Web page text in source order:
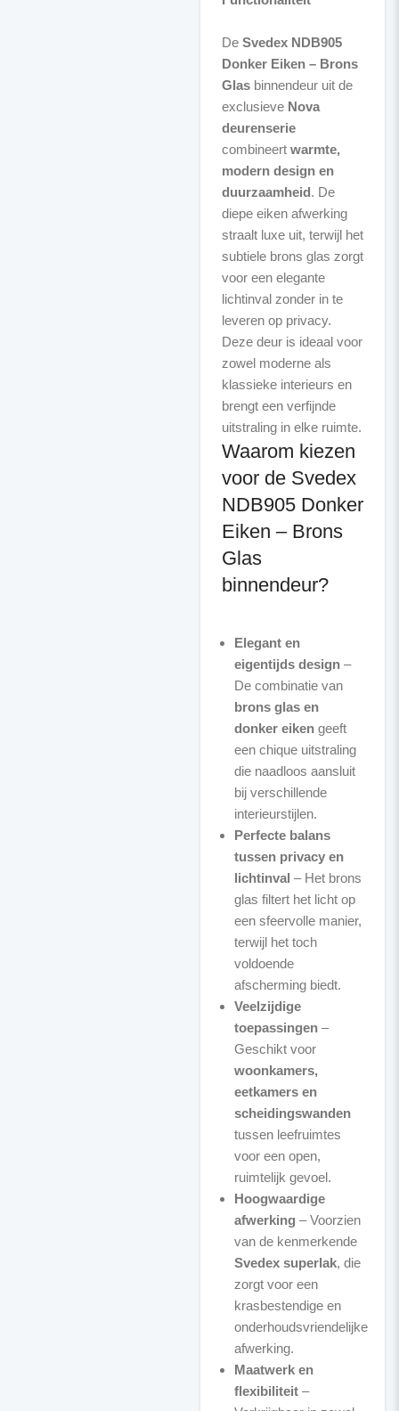
De Svedex NDB905
Donker Eiken – Brons
Glasbinnendeur uit de
exclusieve Nova
deurenserie
combineert warmte,
modern design en
duurzaamheid. De
diepe eiken afwerking
straalt luxe uit, terwijl het
subtiele brons glas zorgt
voor een elegante
lichtinval zonder in te
leveren op privacy.
Deze deur is ideaal voor
zowel moderne als
klassieke interieurs en
brengt een verfijnde
Waarom kiezen
voor de Svedex
NDB905 Donker
Eiken – Brons
Glas
binnendeur?
Elegant en
eigentijds design–
De combinatie van
brons glas en
donker eikengeeft
een chique uitstraling
die naadloos aansluit
bij verschillende
interieurstijlen.
Perfecte balans
tussen privacy en
lichtinval – Het brons
glas filtert het licht op
een sfeervolle manier,
terwijl het toch
voldoende
afscherming biedt.
Veelzijdige
toepassingen–
Geschikt voor
woonkamers,
eetkamers en
scheidingswanden
tussen leefruimtes
voor een open,
ruimtelijk gevoel.
Hoogwaardige
afwerking – Voorzien
van de kenmerkende
Svedex superlak, die
zorgt voor een
krasbestendige en
onderhoudsvriendelijke
afwerking.
Maatwerk en
flexibiliteit–